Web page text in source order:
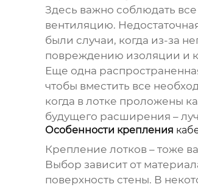
Здесь важно соблюдать
вентиляцию.
были случаи, когда из-за
повреждению изоляции и
Еще одна
чтобы вместить все
когда в лотке проложены
будущего расширения –
Особенности крепления
Крепление лотков – тоже
Выбор зависит от
поверхность стены. В